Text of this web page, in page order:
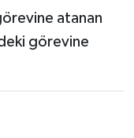
atanan
görevine